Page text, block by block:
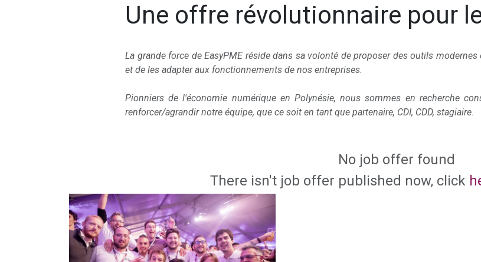
Une offre révolutionnaire pour
La grande force de EasyPME réside dans sa volonté de proposer des outils
et de les adapter aux fonctionnements de nos entreprises.
Pionniers de l'économie numérique en Polynésie, nous sommes en recherche
renforcer/agrandir notre équipe, que ce soit en tant que partenaire, CDI, CDD, stagiaire.
No job offer found
There isn't job offer published now, click